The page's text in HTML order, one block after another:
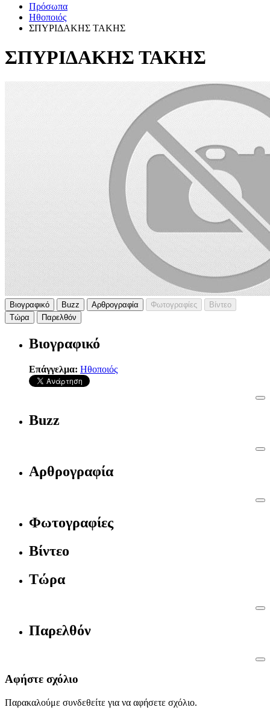
Πρόσωπα
Ηθοποιός
ΣΠΥΡΙΔΑΚΗΣ ΤΑΚΗΣ
ΣΠΥΡΙΔΑΚΗΣ ΤΑΚΗΣ
Βιογραφικό Buzz Αρθρογραφία Φωτογραφίες
Βίντεο
Τώρα
Παρελθόν
Βιογραφικό
Επάγγελμα: Ηθοποιός
Buzz
Αρθρογραφία
Φωτογραφίες
Βίντεο
Τώρα
Παρελθόν
Αφήστε σχόλιο
Παρακαλούμε συνδεθείτε για να αφήσετε σχόλιο.